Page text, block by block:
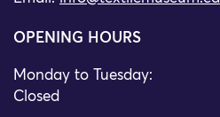
OPENING HOURS
Monday to Tuesday:
Closed